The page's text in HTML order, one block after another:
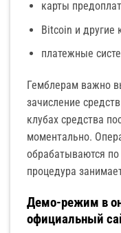
карты
Bitcoin и другие
платежные
Гемблерам важно
зачисление
клубах средства
моментально.
обрабатываются по
процедура
Демо-режим в
официальный